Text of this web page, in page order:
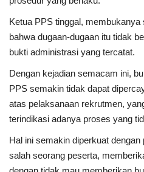
Ketua PPS tinggal,
bahwa dugaan-dugaan itu tidak
bukti administrasi yang tercatat.
Dengan kejadian semacam ini,
PPS semakin tidak dapat
atas pelaksanaan rekrutmen,
terindikasi adanya proses yang
Hal ini semakin diperkuat
salah seorang peserta,